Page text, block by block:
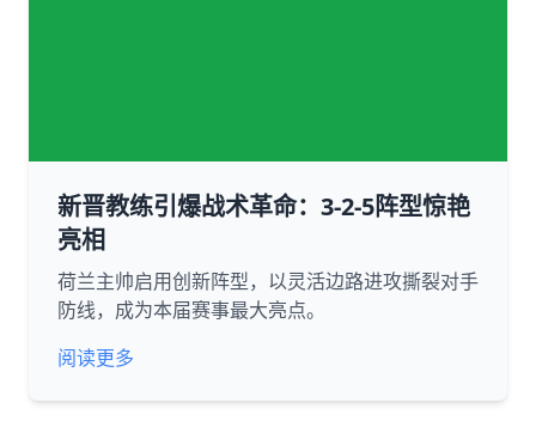
新晋教练引爆战术革命：3-2-5阵型惊艳
亮相
荷兰主帅启用创新阵型，以灵活边路进攻撕裂对手
防线，成为本届赛事最大亮点。
阅读更多